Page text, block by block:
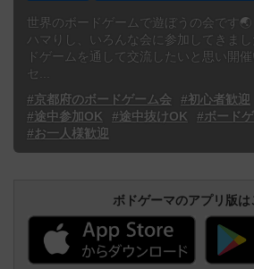
世界のボードゲームで遊ぼうの会です
ハマりし、いろんな会に参加してきま
ドゲームを通して交流したいと思い開
セ...
#京都府のボードゲーム会
#初心者歓迎
#途中参加OK
#途中抜けOK
#ボード
#お一人様歓迎
ボドゲーマのアプリ版は